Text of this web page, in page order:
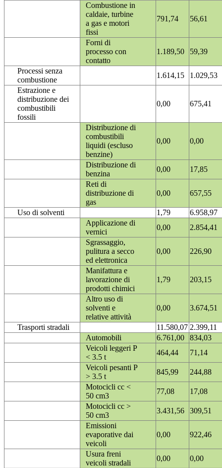
Combustione in
caldaie, turbine
a gas e motori
fissi
791,74 56,61
Forni di
processo con
contatto
1.189,50 59,39
Processi senza
combustione
1.614,15
1.029,53
Estrazione e
distribuzione dei
combustibili
fossili
0,00 675,41
Distribuzione di
combustibili
liquidi (escluso
benzine)
0,00 0,00
Distribuzione di
benzina
0,00
17,85
Reti di
distribuzione di
gas
0,00 657,55
Uso di solventi 1,79
6.958,97
Applicazione di
vernici
0,00
2.854,41
Sgrassaggio,
pulitura a secco
ed elettronica
0,00 226,90
Manifattura e
lavorazione di
prodotti chimici
1,79 203,15
Altro uso di
solventi e
relative attività
0,00 3.674,51
Trasporti stradali 11.580,07 2.399,11
Automobili
6.761,00
834,03
Veicoli leggeri P
< 3.5 t
464,44
71,14
Veicoli pesanti P
> 3.5 t
845,99
244,88
Motocicli cc <
50 cm3
77,08
17,08
Motocicli cc >
50 cm3
3.431,56
309,51
Emissioni
evaporative dai
veicoli
0,00 922,46
Usura freni
veicoli stradali
0,00
0,00